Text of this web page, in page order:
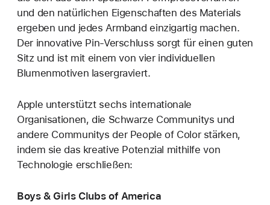
und den natürlichen Eigenschaften des Materials
ergeben und jedes Armband einzigartig machen.
Der innovative Pin-Verschluss sorgt für einen guten
Sitz und ist mit einem von vier individuellen
Blumenmotiven lasergraviert.
Apple unterstützt sechs internationale
Organisationen, die Schwarze Communitys und
andere Communitys der People of Color stärken,
indem sie das kreative Potenzial mithilfe von
Technologie erschließen:
Boys & Girls Clubs of America